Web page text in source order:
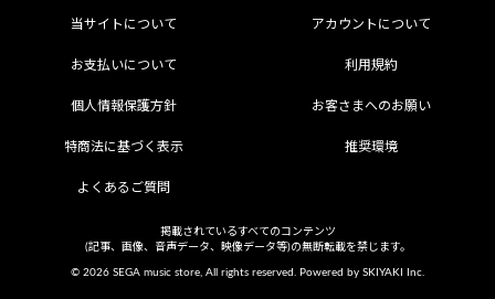
当サイトについて アカウントについて
お支払いについて 利用規約
個人情報保護方針 お客さまへのお願い
特商法に基づく表示 推奨環境
よくあるご質問
掲載されているすべてのコンテンツ
(記事、画像、音声データ、映像データ等)の無断転載を禁じます。
© 2026 SEGA music store, All rights reserved. Powered by SKIYAKI Inc.